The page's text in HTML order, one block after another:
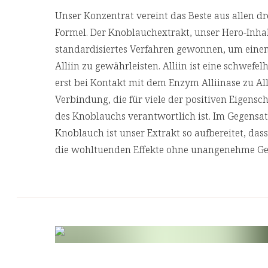
Unser Konzentrat vereint das Beste aus allen
Formel. Der Knoblauchextrakt, unser Hero-
standardisiertes Verfahren gewonnen, um
Alliin zu gewährleisten. Alliin ist eine
erst bei Kontakt mit dem Enzym Alliinase zu
Verbindung, die für viele der positiven
des Knoblauchs verantwortlich ist. Im
Knoblauch ist unser Extrakt so aufbereitet, dass
die wohltuenden Effekte ohne unangenehme
h eine natürliche Vitamin B1-reiche
Blättern und Zitronenschalen sowie